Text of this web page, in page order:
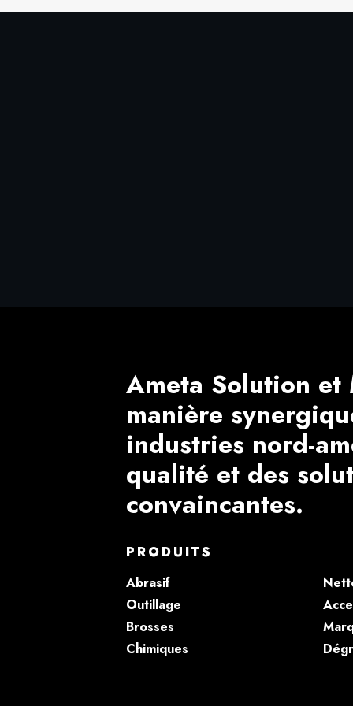
Ameta Solution
manière
industries nord-
qualité et des
convaincantes.
PRODUITS
Abrasif
Outillage
Brosses
Chimiques